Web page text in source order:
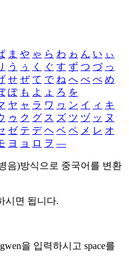
ま や ゃ ら わ ゎ ん い ぃ
う ぅ く ぐ す ず つ づ っ
せ ぜ て で ね へ べ ぺ め
ぽ も よ ょ ろ を
ヤ ャ ラ ワ ヮ ン イ ィ キ
ゥ ク グ ス ズ ツ ヅ ッ ヌ
ゼ テ デ ヘ ベ ペ メ レ オ
ヨ ョ ロ ヲ ―
음)방식으로 중국어를 변환
시면 됩니다.
을 입력하시고 space를